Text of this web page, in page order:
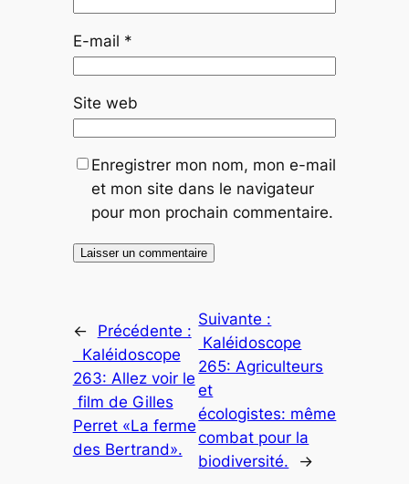
E-mail *
Site web
Enregistrer mon nom, mon e-mail
et mon site dans le navigateur
pour mon prochain commentaire.
←
Précédente :
Kaléidoscope
263: Allez voir le
film de Gilles
Perret «La ferme
des Bertrand».
Suivante :
Kaléidoscope
265: Agriculteurs
et
écologistes: même
combat pour la
biodiversité.
→